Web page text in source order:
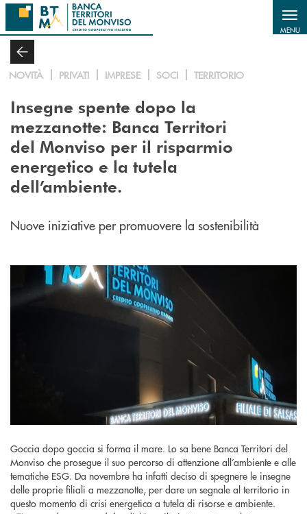
Salta al contenuto principale
MENU
NOVITÀ PRIVATI IMPRESE SOCI TERRITORIO
Insegne spente dopo la
mezzanotte: Banca Territori
del Monviso per il risparmio
energetico e la tutela
dell’ambiente.
Nuove iniziative per promuovere la sostenibilità
Goccia dopo goccia si forma il mare. Lo sa bene Banca Territori del
Monviso che prosegue il suo percorso di attenzione all’ambiente e alle
tematiche ESG. Da novembre ha infatti deciso di spegnere le insegne
delle proprie filiali a mezzanotte, per dare un segnale al territorio in
questo momento di crisi energetica a tutela di risorse e ambiente.